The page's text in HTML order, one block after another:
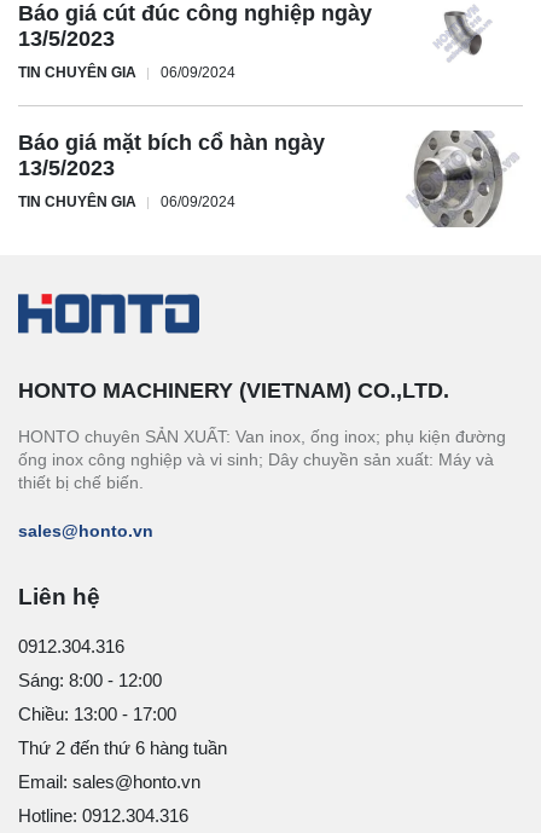
Báo giá cút đúc công nghiệp ngày
13/5/2023
TIN CHUYÊN GIA 06/09/2024
Báo giá mặt bích cổ hàn ngày
13/5/2023
TIN CHUYÊN GIA 06/09/2024
HONTO MACHINERY (VIETNAM) CO.,LTD.
HONTO chuyên SẢN XUẤT: Van inox, ống inox; phụ kiện đường
ống inox công nghiệp và vi sinh; Dây chuyền sản xuất: Máy và
thiết bị chế biến.
sales@honto.vn
Liên hệ
0912.304.316
Sáng: 8:00 - 12:00
Chiều: 13:00 - 17:00
Thứ 2 đến thứ 6 hàng tuần
Email: sales@honto.vn
Hotline: 0912.304.316